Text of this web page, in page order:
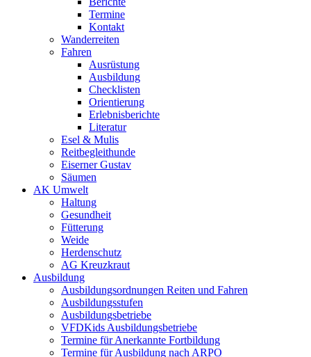
Termine
Kontakt
Wanderreiten
Fahren
Ausrüstung
Ausbildung
Checklisten
Orientierung
Erlebnisberichte
Literatur
Esel & Mulis
Reitbegleithunde
Eiserner Gustav
Säumen
AK Umwelt
Haltung
Gesundheit
Fütterung
Weide
Herdenschutz
AG Kreuzkraut
Ausbildung
Ausbildungsordnungen Reiten und Fahren
Ausbildungsstufen
Ausbildungsbetriebe
VFDKids Ausbildungsbetriebe
Termine für Anerkannte Fortbildung
Termine für Ausbildung nach ARPO